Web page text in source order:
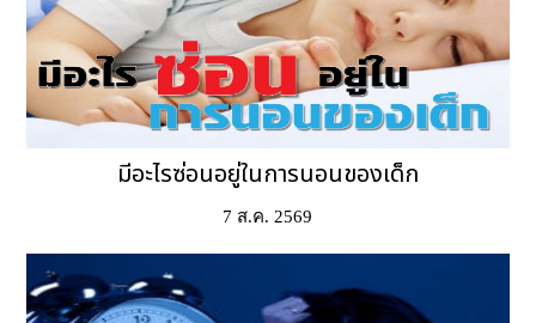
มีอะไรซ่อนอยู่ในการนอนของเด็ก
7 ส.ค. 2569